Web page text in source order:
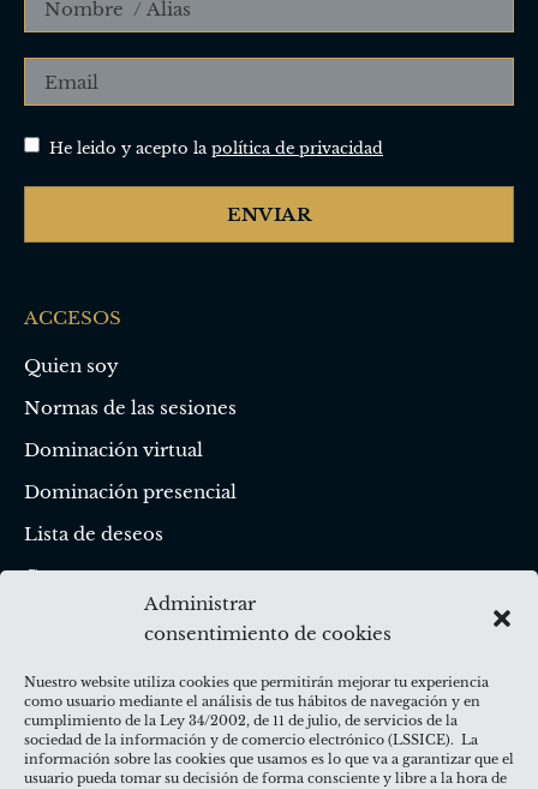
Administrar
consentimiento de cookies
Nuestro website utiliza cookies que permitirán mejorar tu experiencia
como usuario mediante el análisis de tus hábitos de navegación y en
cumplimiento de la Ley 34/2002, de 11 de julio, de servicios de la
sociedad de la información y de comercio electrónico (LSSICE). La
información sobre las cookies que usamos es lo que va a garantizar que el
usuario pueda tomar su decisión de forma consciente y libre a la hora de
He leido y acepto la política de privacidad
ENVIAR
ACCESOS
Quien soy
Normas de las sesiones
Dominación virtual
Dominación presencial
Lista de deseos
Contacto